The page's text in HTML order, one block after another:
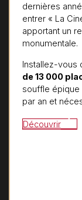
dernières
entrer « La
apportant un
monumentale.
Installez-vous
de 13 000
souffle épique
par an et
Découvrir